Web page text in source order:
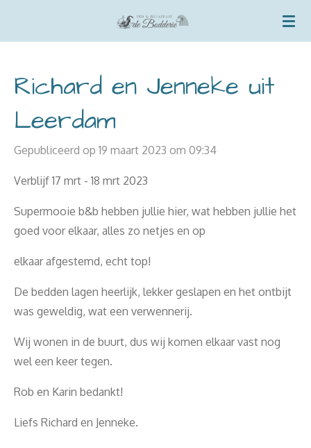
hoofdinhoud
Richard en Jenneke uit
Leerdam
Gepubliceerd op 19 maart 2023 om 09:34
Verblijf 17 mrt - 18 mrt 2023
Supermooie b&b hebben jullie hier, wat hebben jullie het
goed voor elkaar, alles zo netjes en op
elkaar afgestemd, echt top!
De bedden lagen heerlijk, lekker geslapen en het ontbijt
was geweldig, wat een verwennerij.
Wij wonen in de buurt, dus wij komen elkaar vast nog
wel een keer tegen.
Rob en Karin bedankt!
Liefs Richard en Jenneke.